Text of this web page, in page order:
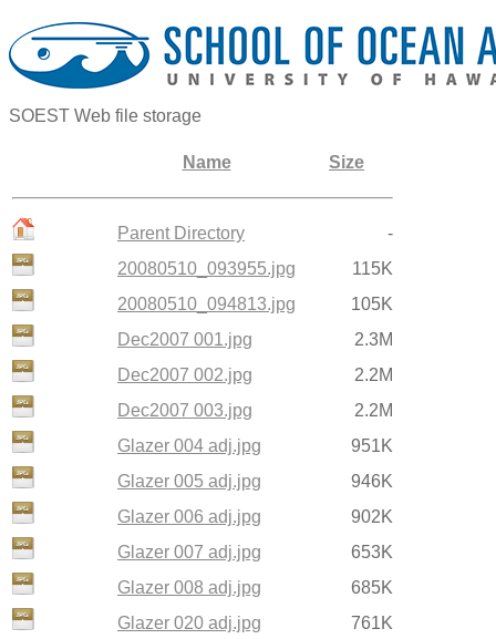
SOEST Web file storage
Name Size
Parent Directory
-
20080510_093955.jpg
115K
20080510_094813.jpg
105K
Dec2007 001.jpg
2.3M
Dec2007 002.jpg
2.2M
Dec2007 003.jpg
2.2M
Glazer 004 adj.jpg
951K
Glazer 005 adj.jpg
946K
Glazer 006 adj.jpg
902K
Glazer 007 adj.jpg
653K
Glazer 008 adj.jpg
685K
Glazer 020 adj.jpg
761K